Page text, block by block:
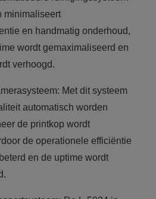
minimaliseert
en handmatig onderhoud,
wordt gemaximaliseerd en
verhoogd.
Met dit systeem
automatisch worden
de printkop wordt
de operationele efficiëntie
en de uptime wordt